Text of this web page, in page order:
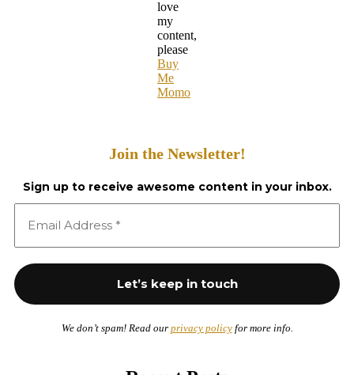
love
my
content,
please
Buy
Me
Momo
Join the Newsletter!
Sign up to receive awesome content in your inbox.
We don’t spam! Read our privacy policyfor more info.